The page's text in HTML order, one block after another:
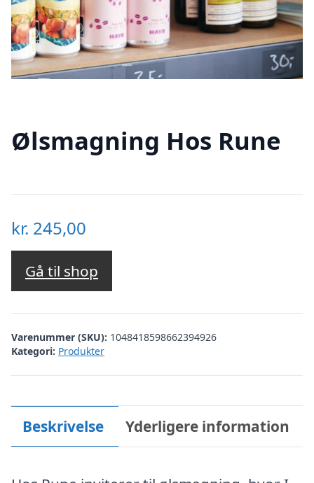
Ølsmagning Hos Rune
kr. 245,00
Gå til shop
Varenummer (SKU): 1048418598662394926
Kategori: Produkter
Beskrivelse Yderligere information